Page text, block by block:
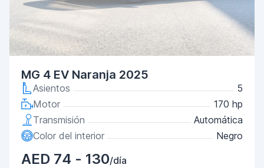
MG 4 EV Naranja 2025
Asientos
5
Motor
170 hp
Transmisión
Automática
Color del interior
Negro
AED 74 - 130/día